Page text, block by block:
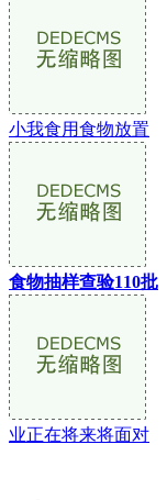
小我食用食物放置
食物抽样查验110批
业正在将来将面对